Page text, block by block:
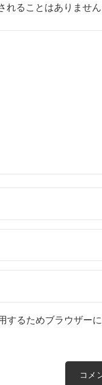
れることはありません
するためブラウザー